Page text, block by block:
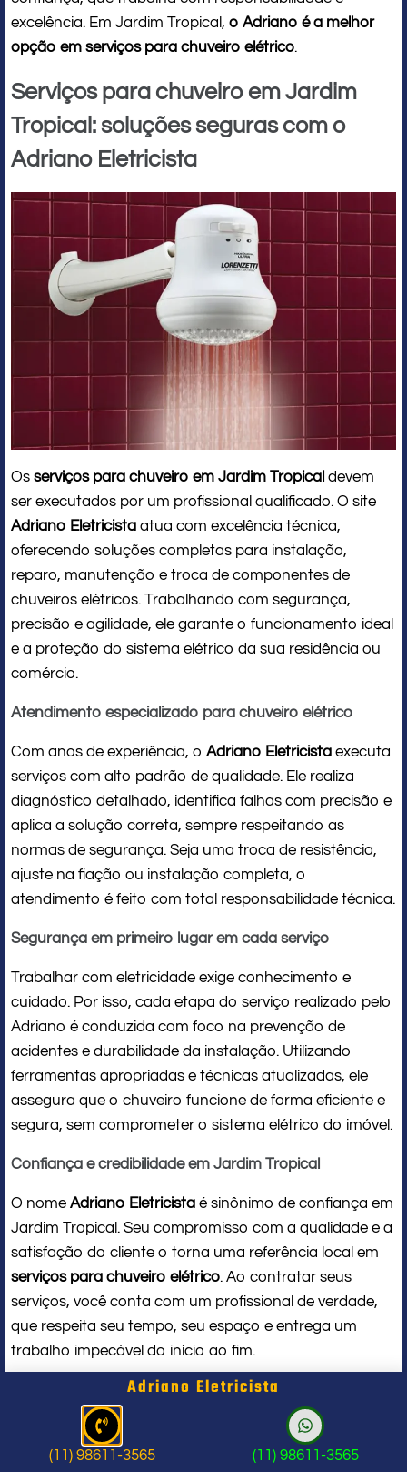
excelência. Em Jardim Tropical, o Adriano é a melhor
opção em serviços para chuveiro elétrico.
Serviços para chuveiro em Jardim
Tropical: soluções seguras com o
Adriano Eletricista
Os serviços para chuveiro em Jardim Tropical devem
ser executados por um profissional qualificado. O site
Adriano Eletricista atua com excelência técnica,
oferecendo soluções completas para instalação,
reparo, manutenção e troca de componentes de
chuveiros elétricos. Trabalhando com segurança,
precisão e agilidade, ele garante o funcionamento ideal
e a proteção do sistema elétrico da sua residência ou
comércio.
Atendimento especializado para chuveiro elétrico
Com anos de experiência, o Adriano Eletricista executa
serviços com alto padrão de qualidade. Ele realiza
diagnóstico detalhado, identifica falhas com precisão e
aplica a solução correta, sempre respeitando as
normas de segurança. Seja uma troca de resistência,
ajuste na fiação ou instalação completa, o
atendimento é feito com total responsabilidade técnica.
Segurança em primeiro lugar em cada serviço
Trabalhar com eletricidade exige conhecimento e
cuidado. Por isso, cada etapa do serviço realizado pelo
Adriano é conduzida com foco na prevenção de
acidentes e durabilidade da instalação. Utilizando
ferramentas apropriadas e técnicas atualizadas, ele
assegura que o chuveiro funcione de forma eficiente e
segura, sem comprometer o sistema elétrico do imóvel.
Confiança e credibilidade em Jardim Tropical
O nome Adriano Eletricista é sinônimo de confiança em
Jardim Tropical. Seu compromisso com a qualidade e a
satisfação do cliente o torna uma referência local em
serviços para chuveiro elétrico. Ao contratar seus
serviços, você conta com um profissional de verdade,
que respeita seu tempo, seu espaço e entrega um
trabalho impecável do início ao fim.
Problema com chuveiro: sinais que
indicam a hora de chamar um
profissional
Adriano Eletricista
(11) 98611-3565 (11) 98611-3565